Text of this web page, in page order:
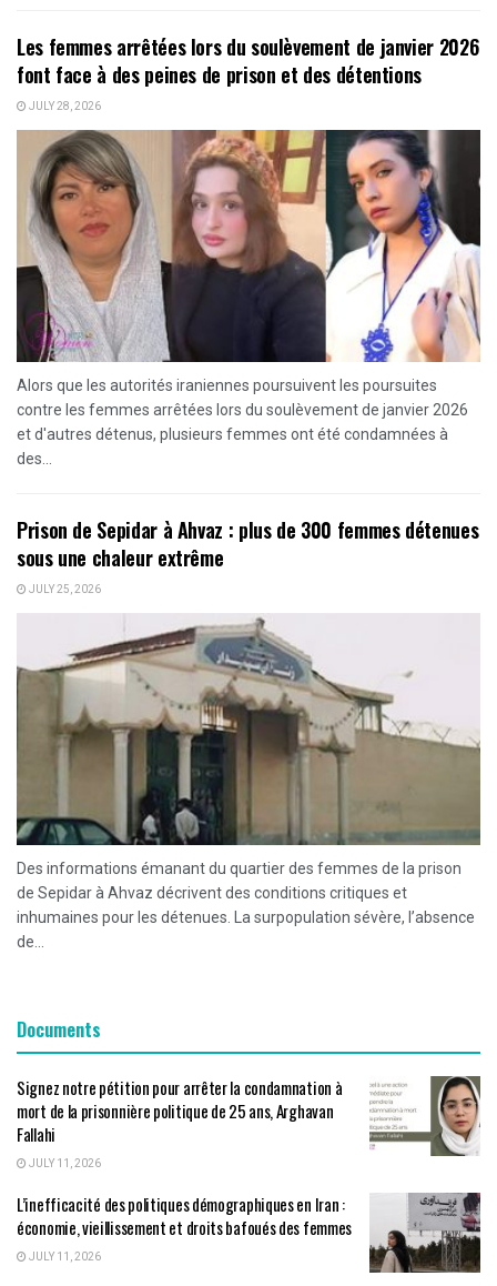
Les femmes arrêtées lors du soulèvement de janvier 2026
font face à des peines de prison et des détentions
JULY 28, 2026
Alors que les autorités iraniennes poursuivent les poursuites
contre les femmes arrêtées lors du soulèvement de janvier 2026
et d'autres détenus, plusieurs femmes ont été condamnées à
des...
Prison de Sepidar à Ahvaz : plus de 300 femmes détenues
sous une chaleur extrême
JULY 25, 2026
Des informations émanant du quartier des femmes de la prison
de Sepidar à Ahvaz décrivent des conditions critiques et
inhumaines pour les détenues. La surpopulation sévère, l’absence
de...
Documents
Signez notre pétition pour arrêter la condamnation à
mort de la prisonnière politique de 25 ans, Arghavan
Fallahi
JULY 11, 2026
L’inefficacité des politiques démographiques en Iran :
économie, vieillissement et droits bafoués des femmes
JULY 11, 2026